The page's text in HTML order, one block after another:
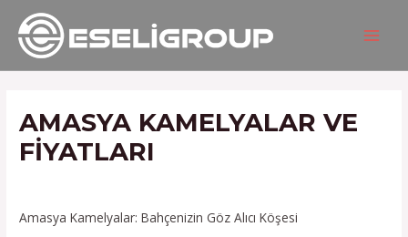
İçeriğe
atla
AMASYA KAMELYALAR VE
FIYATLARI
Amasya Kamelyalar: Bahçenizin Göz Alıcı Köşesi
Yazı
gezinmesi